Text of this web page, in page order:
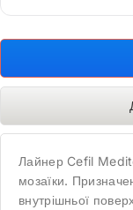
Лайнер Cefil
мозаїки.
внутрішньої